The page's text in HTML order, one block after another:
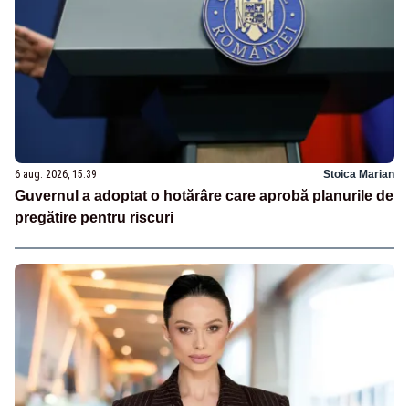
6 aug. 2026, 15:39 Stoica Marian
Guvernul a adoptat o hotărâre care aprobă planurile de
pregătire pentru riscuri